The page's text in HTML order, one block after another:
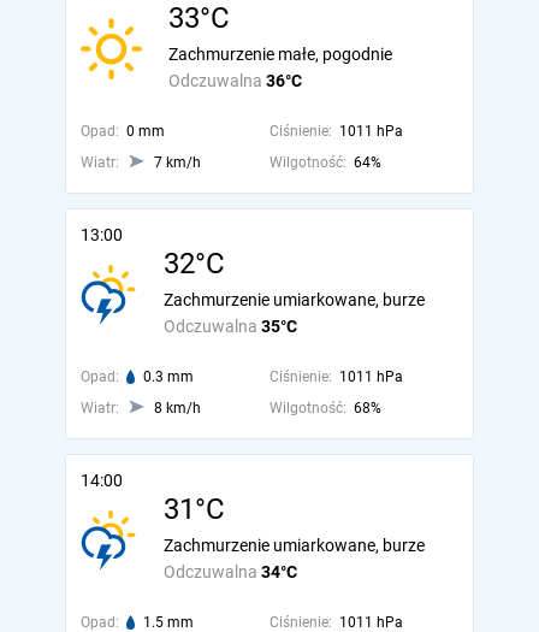
33°C
Odczuwalna 36°C
Zachmurzenie małe, pogodnie
Opad: 0 mm Ciśnienie: 1011 hPa
Wiatr:
7 km/h Wilgotność: 64%
13:00
32°C
Odczuwalna 35°C
Zachmurzenie umiarkowane, burze
Opad: 0.3 mm Ciśnienie: 1011 hPa
Wiatr:
8 km/h Wilgotność: 68%
14:00
31°C
Odczuwalna 34°C
Zachmurzenie umiarkowane, burze
Opad: 1.5 mm Ciśnienie: 1011 hPa